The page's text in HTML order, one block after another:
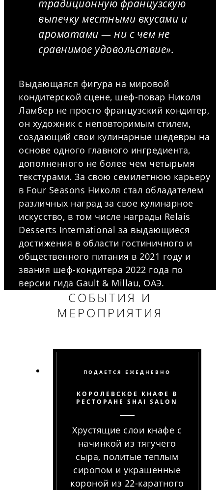
Выдающаяся фигура на мировой
кондитерской сцене, шеф-повар Николя
Ламбер не просто французский кондитер,
он художник с неповторимым стилем,
создающий свои кулинарные шедевры на
основе одного главного ингредиента,
дополненного не более чем четырьмя
текстурами. За свою семилетнюю карьеру
в Four Seasons Николя стал обладателем
различных наград за свое кулинарное
искусство, в том числе награды Relais
Desserts International за выдающиеся
достижения в области гостиничного и
общественного питания в 2021 году и
звания шеф-кондитера 2022 года по
версии гида Gault & Millau, ОАЭ.
традиционную французскую
выпечку местными вкусами и
ароматами — ни с чем не
сравнимое удовольствие».
СОБЫТИЯ И
МЕРОПРИЯТИЯ
ПОДАЕТСЯ ЕЖЕДНЕВНО
КОРОЛЕВСКОЕ КНАФЕ В
РЕСТОРАНЕ SHAI SALON
Хрустящие слои кнафе с
начинкой из тягучего
сыра, политые теплым
сиропом и украшенные
короной из 22-каратного